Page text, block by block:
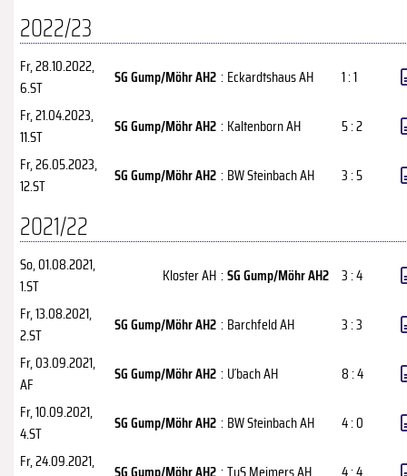
2022/23
Fr, 28.10.2022,
6.ST
SG Gump/Möhr AH2 : Eckardtshaus AH
1 : 1
Fr, 21.04.2023,
11.ST
SG Gump/Möhr AH2 : Kaltenborn AH
5 : 2
Fr, 26.05.2023,
12.ST
SG Gump/Möhr AH2 : BW Steinbach AH 3 : 5
2021/22
So, 01.08.2021,
1.ST
Kloster AH :SG Gump/Möhr AH2 3 : 4
Fr, 13.08.2021,
2.ST
SG Gump/Möhr AH2 : Barchfeld AH
3 : 3
Fr, 03.09.2021,
AF
SG Gump/Möhr AH2 : U´bach AH
8 : 4
Fr, 10.09.2021,
4.ST
SG Gump/Möhr AH2 : BW Steinbach AH
4 : 0
Fr, 24.09.2021,